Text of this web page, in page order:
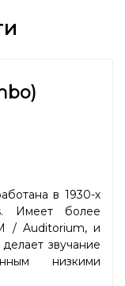
в 1930-х
Имеет более
/ Auditorium, и
звучание
низкими